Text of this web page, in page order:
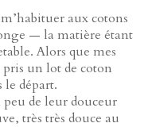
aux cotons
— la matière étant
Alors que mes
un lot de coton
le départ.
de leur douceur
très très douce au